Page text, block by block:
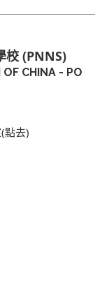
校 (PNNS)
OF CHINA - PO
點去)